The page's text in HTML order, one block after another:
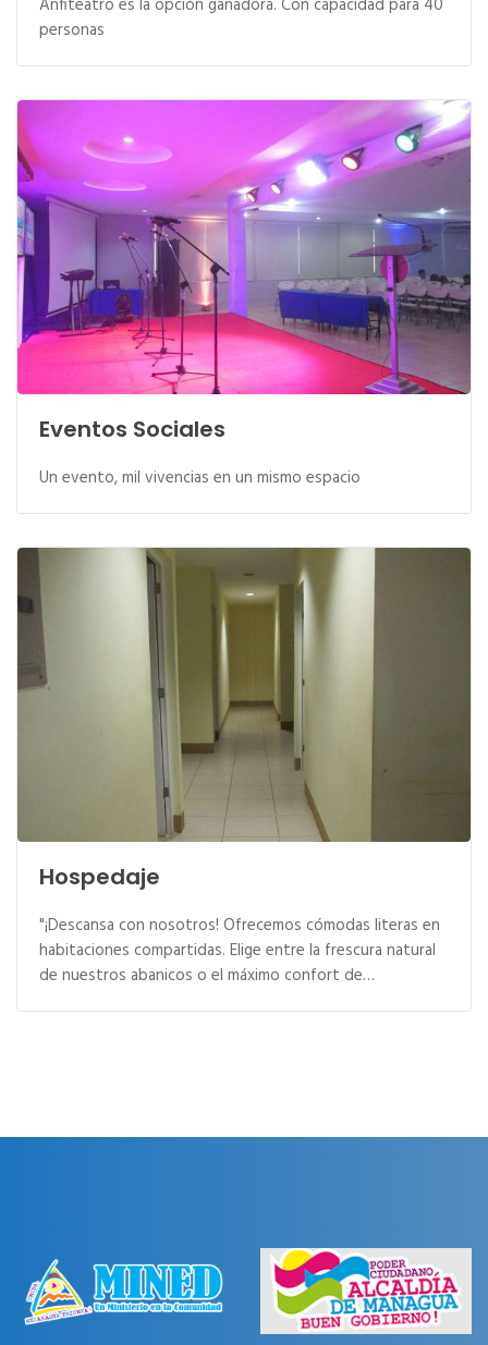
personas
Eventos Sociales
Un evento, mil vivencias en un mismo espacio
Hospedaje
"¡Descansa con nosotros! Ofrecemos cómodas literas en
habitaciones compartidas. Elige entre la frescura natural
de nuestros abanicos o el máximo confort de…